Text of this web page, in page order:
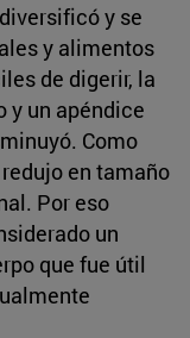
y se
y alimentos
de digerir, la
y un apéndice
Como
en tamaño
Por eso
un
que fue útil